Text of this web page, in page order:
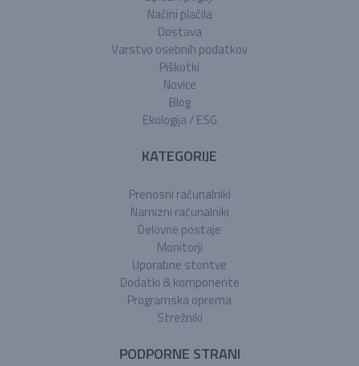
Načini plačila
Dostava
Varstvo osebnih podatkov
Piškotki
Novice
Blog
Ekologija / ESG
KATEGORIJE
Prenosni računalniki
Namizni računalniki
Delovne postaje
Monitorji
Uporabne storitve
Dodatki & komponente
Programska oprema
Strežniki
PODPORNE STRANI